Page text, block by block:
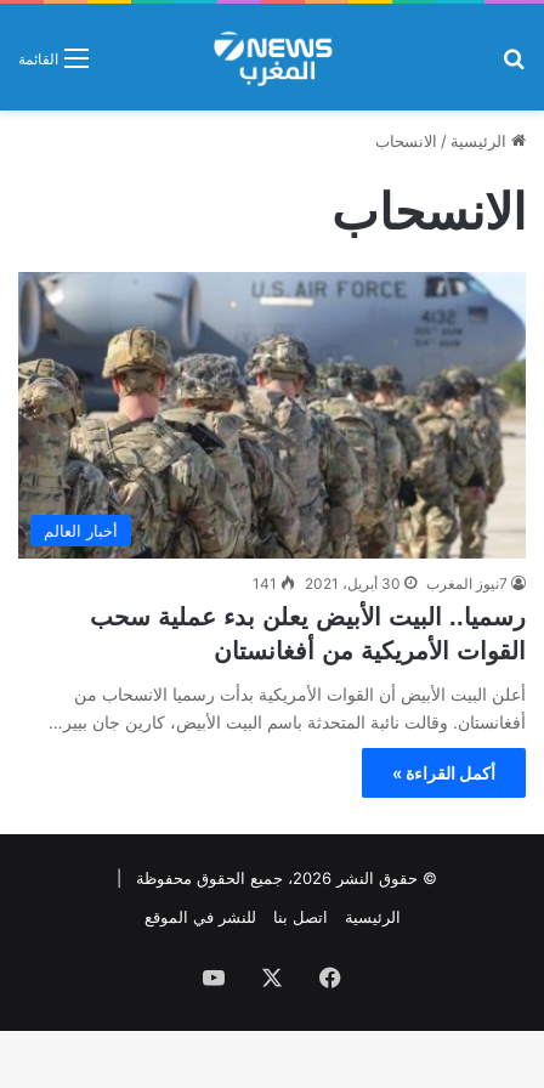
القائمة
الرئيسية / الانسحاب
الانسحاب
أخبار العالم
7نيوز المغرب 30 أبريل، 2021 141
رسميا.. البيت الأبيض يعلن بدء عملية سحب
القوات الأمريكية من أفغانستان
أعلن البيت الأبيض أن القوات الأمريكية بدأت رسميا الانسحاب من
أفغانستان. وقالت نائبة المتحدثة باسم البيت الأبيض، كارين جان بيير…
أكمل القراءة »
© حقوق النشر 2026، جميع الحقوق محفوظة |
الرئيسية
اتصل بنا للنشر في الموقع
فيسبوك